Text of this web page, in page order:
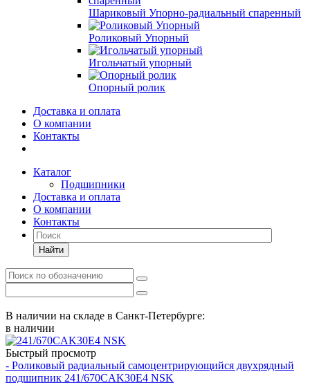
Шариковый Упорно-радиальный спаренный
Роликовый Упорный
Игольчатый упорный
Опорный ролик
Доставка и оплата
О компании
Контакты
Каталог
Подшипники
Доставка и оплата
О компании
Контакты
Найти
В наличии на складе в Санкт-Петербурге:
в наличии
Быстрый просмотр
- Роликовый радиальный самоцентрирующийся двухрядный
подшипник 241/670CAK30E4 NSK